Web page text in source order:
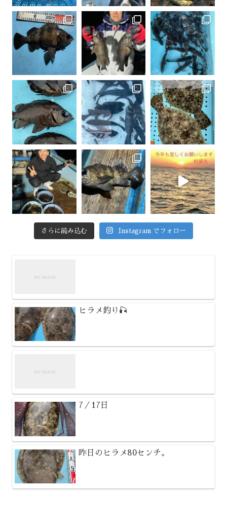
さらに読み込む Instagram でフォロー
ヒラメ釣り🎣
7／17日
昨日のヒラメ80センチ。